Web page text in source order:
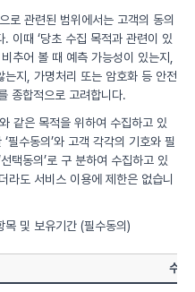
로 관련된 범위에서는 고객의 동의
이때 ‘당초 수집 목적과 관련이 있
추어 볼 때 예측 가능성이 있는지,
지, 가명처리 또는 암호화 등 안전
종합적으로 고려합니다.
같은 목적을 위하여 수집하고 있
필수동의’와 고객 각각의 기호와 필
택동의’로 구 분하여 수집하고 있
라도 서비스 이용에 제한은 없습니
및 보유기간 (필수동의)
수집